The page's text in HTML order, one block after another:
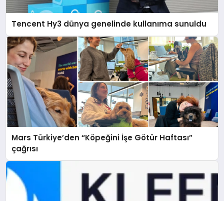
Tencent Hy3 dünya genelinde kullanıma sunuldu
Mars Türkiye’den “Köpeğini İşe Götür Haftası”
çağrısı